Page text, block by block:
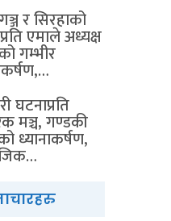
र सिरहाको
एमाले अध्यक्ष
गम्भीर
घटनाप्रति
मञ्च, गण्डकी
ध्यानाकर्षण,